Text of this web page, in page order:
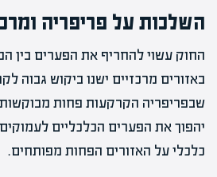
השלכות על פריפריה
החוק עשוי להחריף את הפערים בין
באזורים מרכזיים ישנו ביקוש גבוה
שבפריפריה הקרקעות פחות
יהפוך את הפערים הכלכליים לעמוקים
כלכלי על האזורים הפחות מפותחים.